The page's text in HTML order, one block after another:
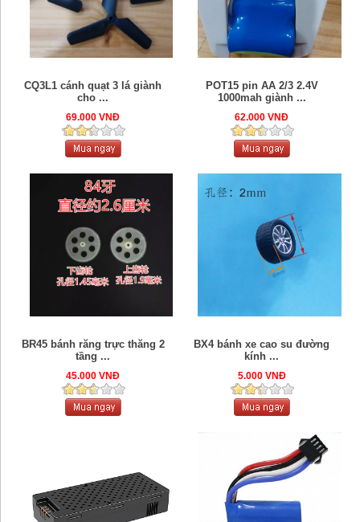
CQ3L1 cánh quạt 3 lá giành
cho ...
69.000 VNĐ
POT15 pin AA 2/3 2.4V
1000mah giành ...
62.000 VNĐ
BR45 bánh răng trực thăng 2
tầng ...
45.000 VNĐ
BX4 bánh xe cao su đường
kính ...
5.000 VNĐ